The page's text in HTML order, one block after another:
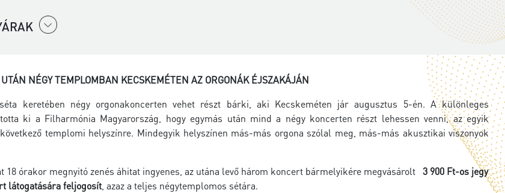
UTÁN NÉGY TEMPLOMBAN KECSKEMÉTEN AZ ORGONÁK ÉJSZAKÁJÁN
keretében négy orgonakoncerten vehet részt bárki, aki Kecskeméten jár augusztus 5-én. A különleges
ki a Filharmónia Magyarország, hogy egymás után mind a négy koncerten részt lehessen venni, az egyik
templomi helyszínre. Mindegyik helyszínen más-más orgona szólal meg, más-más akusztikai viszonyok
18 órakor megnyitó zenés áhitat ingyenes, az utána levő három koncert bármelyikére megvásárolt 3 900 Ft-os jegy
látogatására feljogosít, azaz a teljes négytemplomos sétára.